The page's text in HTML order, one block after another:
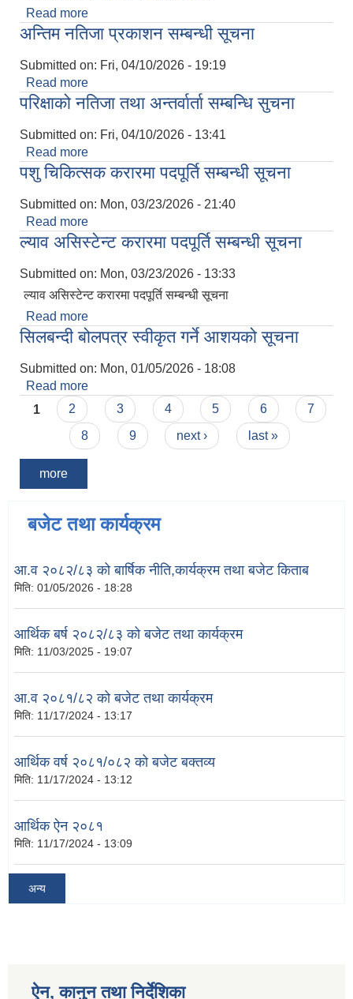
Read more
अन्तिम नतिजा प्रकाशन सम्बन्धी सूचना
Submitted on: Fri, 04/10/2026 - 19:19
Read more
परिक्षाको नतिजा तथा अन्तर्वार्ता सम्बन्धि सुचना
Submitted on: Fri, 04/10/2026 - 13:41
Read more
पशु चिकित्सक करारमा पदपूर्ति सम्बन्धी सूचना
Submitted on: Mon, 03/23/2026 - 21:40
Read more
ल्याव असिस्टेन्ट करारमा पदपूर्ति सम्बन्धी सूचना
Submitted on: Mon, 03/23/2026 - 13:33
ल्याव असिस्टेन्ट करारमा पदपूर्ति सम्बन्धी सूचना
Read more
सिलबन्दी बोलपत्र स्वीकृत गर्ने आशयको सूचना
Submitted on: Mon, 01/05/2026 - 18:08
Read more
Pages
1 2 3 4 5 6
7
8
9 next › last »
more
बजेट तथा कार्यक्रम
आ.व २०८२/८३ को बार्षिक नीति,कार्यक्रम तथा बजेट किताब
मिति: 01/05/2026 - 18:28
आर्थिक बर्ष २०८२/८३ को बजेट तथा कार्यक्रम
मिति: 11/03/2025 - 19:07
आ.व २०८१/८२ को बजेट तथा कार्यक्रम
मिति: 11/17/2024 - 13:17
आर्थिक वर्ष २०८१/०८२ को बजेट बक्तव्य
मिति: 11/17/2024 - 13:12
आर्थिक ऐन २०८१
मिति: 11/17/2024 - 13:09
अन्य
ऐन, कानुन तथा निर्देशिका